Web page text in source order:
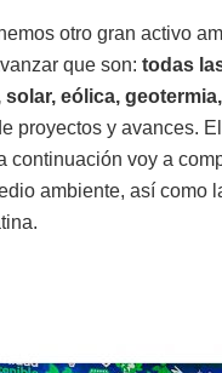
otro gran activo
que son: todas
solar, eólica,
proyectos y avances.
continuación voy a
ambiente, así como